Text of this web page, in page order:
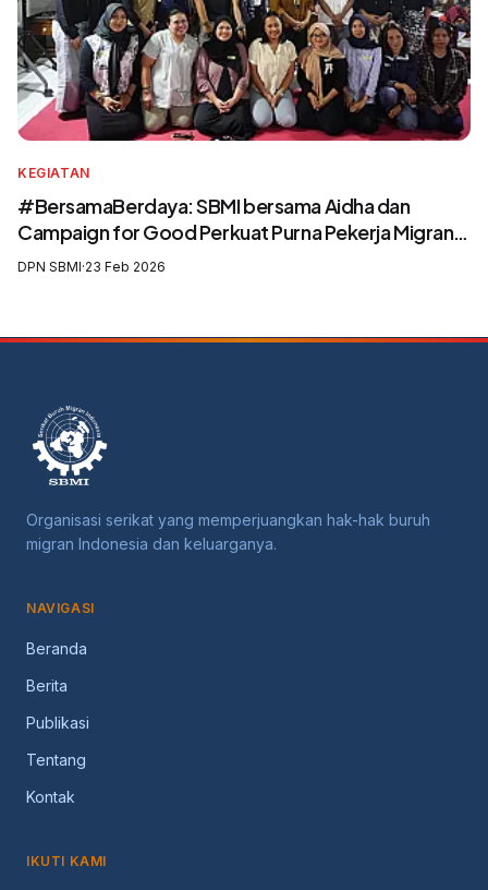
KEGIATAN
#BersamaBerdaya: SBMI bersama Aidha dan
Campaign for Good Perkuat Purna Pekerja Migran
sebagai Agen Perubahan dan Pelatih Migrasi Aman
DPN SBMI·23 Feb 2026
Organisasi serikat yang memperjuangkan hak-hak buruh
migran Indonesia dan keluarganya.
NAVIGASI
Beranda
Berita
Publikasi
Tentang
Kontak
IKUTI KAMI